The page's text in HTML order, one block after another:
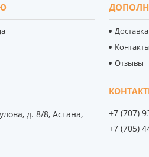
Контакты
Отзывы
д. 8/8, Астана,
+7 (707)
+7 (705)